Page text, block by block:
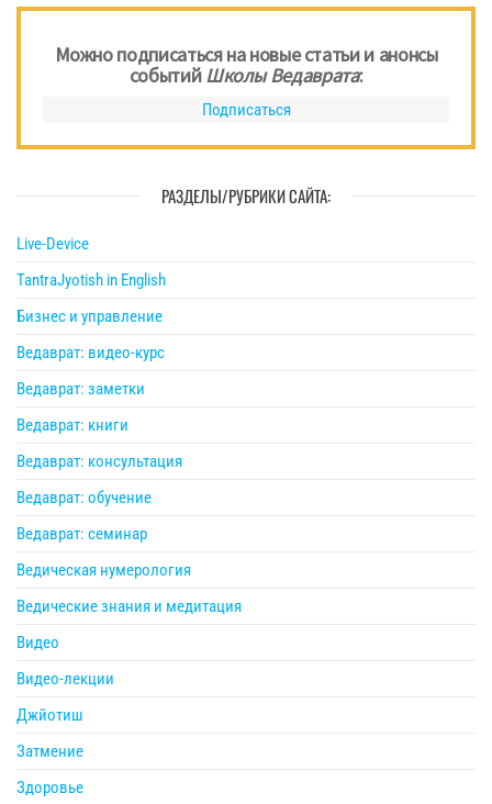
Можно подписаться на новые статьи и анонсы
событийШколы Ведаврата:
Подписаться
РАЗДЕЛЫ/РУБРИКИ САЙТА:
Live-Device
TantraJyotish in English
Бизнес и управление
Ведаврат: видео-курс
Ведаврат: заметки
Ведаврат: книги
Ведаврат: консультация
Ведаврат: обучение
Ведаврат: семинар
Ведическая нумерология
Ведические знания и медитация
Видео
Видео-лекции
Джйотиш
Затмение
Здоровье